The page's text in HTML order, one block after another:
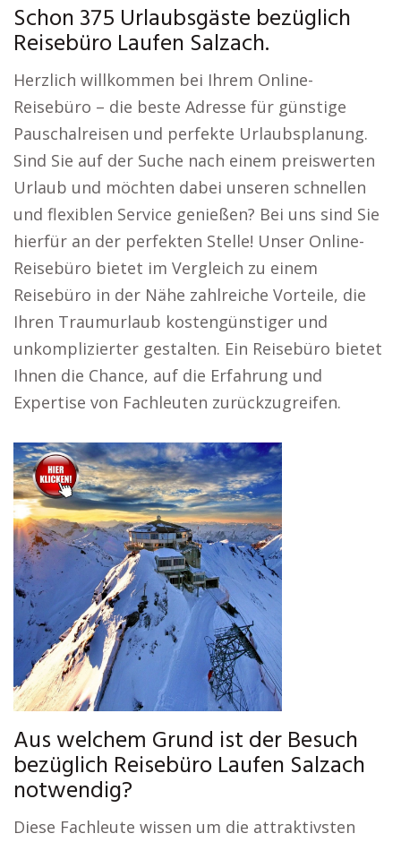
Schon 375 Urlaubsgäste bezüglich
Reisebüro Laufen Salzach.
Herzlich willkommen bei Ihrem Online-
Reisebüro – die beste Adresse für günstige
Pauschalreisen und perfekte Urlaubsplanung.
Sind Sie auf der Suche nach einem preiswerten
Urlaub und möchten dabei unseren schnellen
und flexiblen Service genießen? Bei uns sind Sie
hierfür an der perfekten Stelle! Unser Online-
Reisebüro bietet im Vergleich zu einem
Reisebüro in der Nähe zahlreiche Vorteile, die
Ihren Traumurlaub kostengünstiger und
unkomplizierter gestalten. Ein Reisebüro bietet
Ihnen die Chance, auf die Erfahrung und
Expertise von Fachleuten zurückzugreifen.
Aus welchem Grund ist der Besuch
bezüglich Reisebüro Laufen Salzach
notwendig?
Diese Fachleute wissen um die attraktivsten